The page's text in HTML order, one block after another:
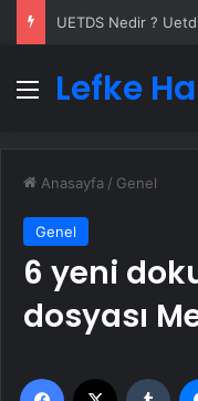
Menü
Lefke
Anasayfa / Genel
Genel
6 yeni
dosyası
Facebook